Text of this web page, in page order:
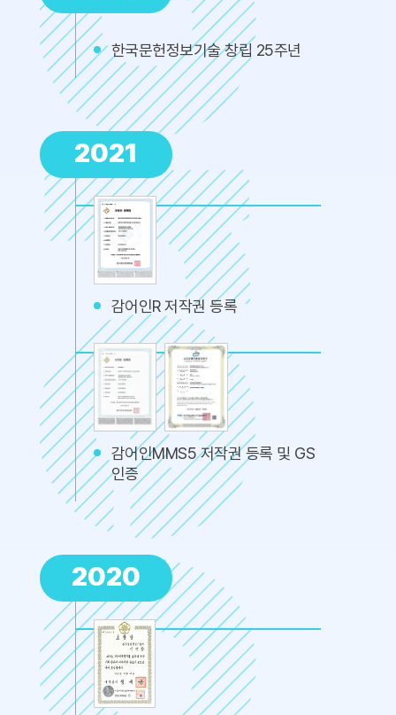
한국문헌정보기술 창립 25주년
2021
감어인R 저작권 등록
감어인MMS5 저작권 등록 및 GS
인증
2020